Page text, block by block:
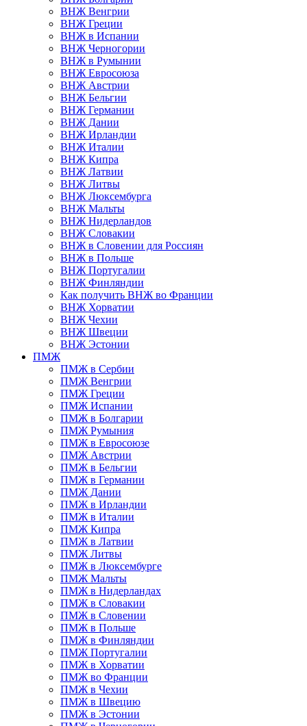
ВНЖ Венгрии
ВНЖ Греции
ВНЖ в Испании
ВНЖ Черногории
ВНЖ в Румынии
ВНЖ Евросоюза
ВНЖ Австрии
ВНЖ Бельгии
ВНЖ Германии
ВНЖ Дании
ВНЖ Ирландии
ВНЖ Италии
ВНЖ Кипра
ВНЖ Латвии
ВНЖ Литвы
ВНЖ Люксембурга
ВНЖ Мальты
ВНЖ Нидерландов
ВНЖ Словакии
ВНЖ в Словении для Россиян
ВНЖ в Польше
ВНЖ Португалии
ВНЖ Финляндии
Как получить ВНЖ во Франции
ВНЖ Хорватии
ВНЖ Чехии
ВНЖ Швеции
ВНЖ Эстонии
ПМЖ
ПМЖ в Сербии
ПМЖ Венгрии
ПМЖ Греции
ПМЖ Испании
ПМЖ в Болгарии
ПМЖ Румыния
ПМЖ в Евросоюзе
ПМЖ Австрии
ПМЖ в Бельгии
ПМЖ в Германии
ПМЖ Дании
ПМЖ в Ирландии
ПМЖ в Италии
ПМЖ Кипра
ПМЖ в Латвии
ПМЖ Литвы
ПМЖ в Люксембурге
ПМЖ Мальты
ПМЖ в Нидерландах
ПМЖ в Словакии
ПМЖ в Словении
ПМЖ в Польше
ПМЖ в Финляндии
ПМЖ Португалии
ПМЖ в Хорватии
ПМЖ во Франции
ПМЖ в Чехии
ПМЖ в Швецию
ПМЖ в Эстонии